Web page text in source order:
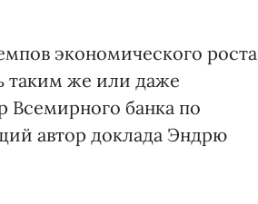
экономического роста
таким же или даже
Всемирного банка по
автор доклада Эндрю